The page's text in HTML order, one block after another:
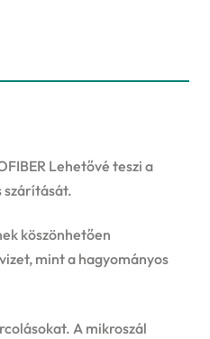
Lehetővé teszi a
szárítását.
köszönhetően
mint a hagyományos
A mikroszál